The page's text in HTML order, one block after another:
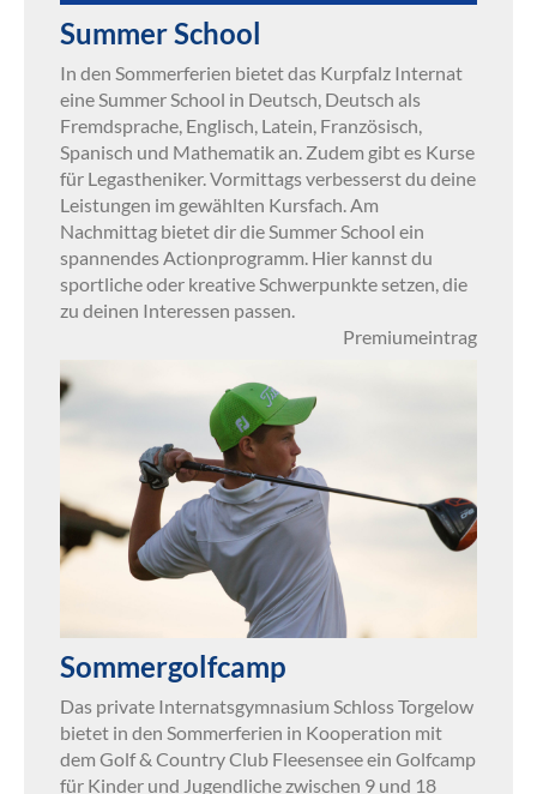
Summer School
In den Sommerferien bietet das Kurpfalz Internat
eine Summer School in Deutsch, Deutsch als
Fremdsprache, Englisch, Latein, Französisch,
Spanisch und Mathematik an. Zudem gibt es Kurse
für Legastheniker. Vormittags verbesserst du deine
Leistungen im gewählten Kursfach. Am
Nachmittag bietet dir die Summer School ein
spannendes Actionprogramm. Hier kannst du
sportliche oder kreative Schwerpunkte setzen, die
zu deinen Interessen passen.
Premiumeintrag
Sommergolfcamp
Das private Internatsgymnasium Schloss Torgelow
bietet in den Sommerferien in Kooperation mit
dem Golf & Country Club Fleesensee ein Golfcamp
für Kinder und Jugendliche zwischen 9 und 18